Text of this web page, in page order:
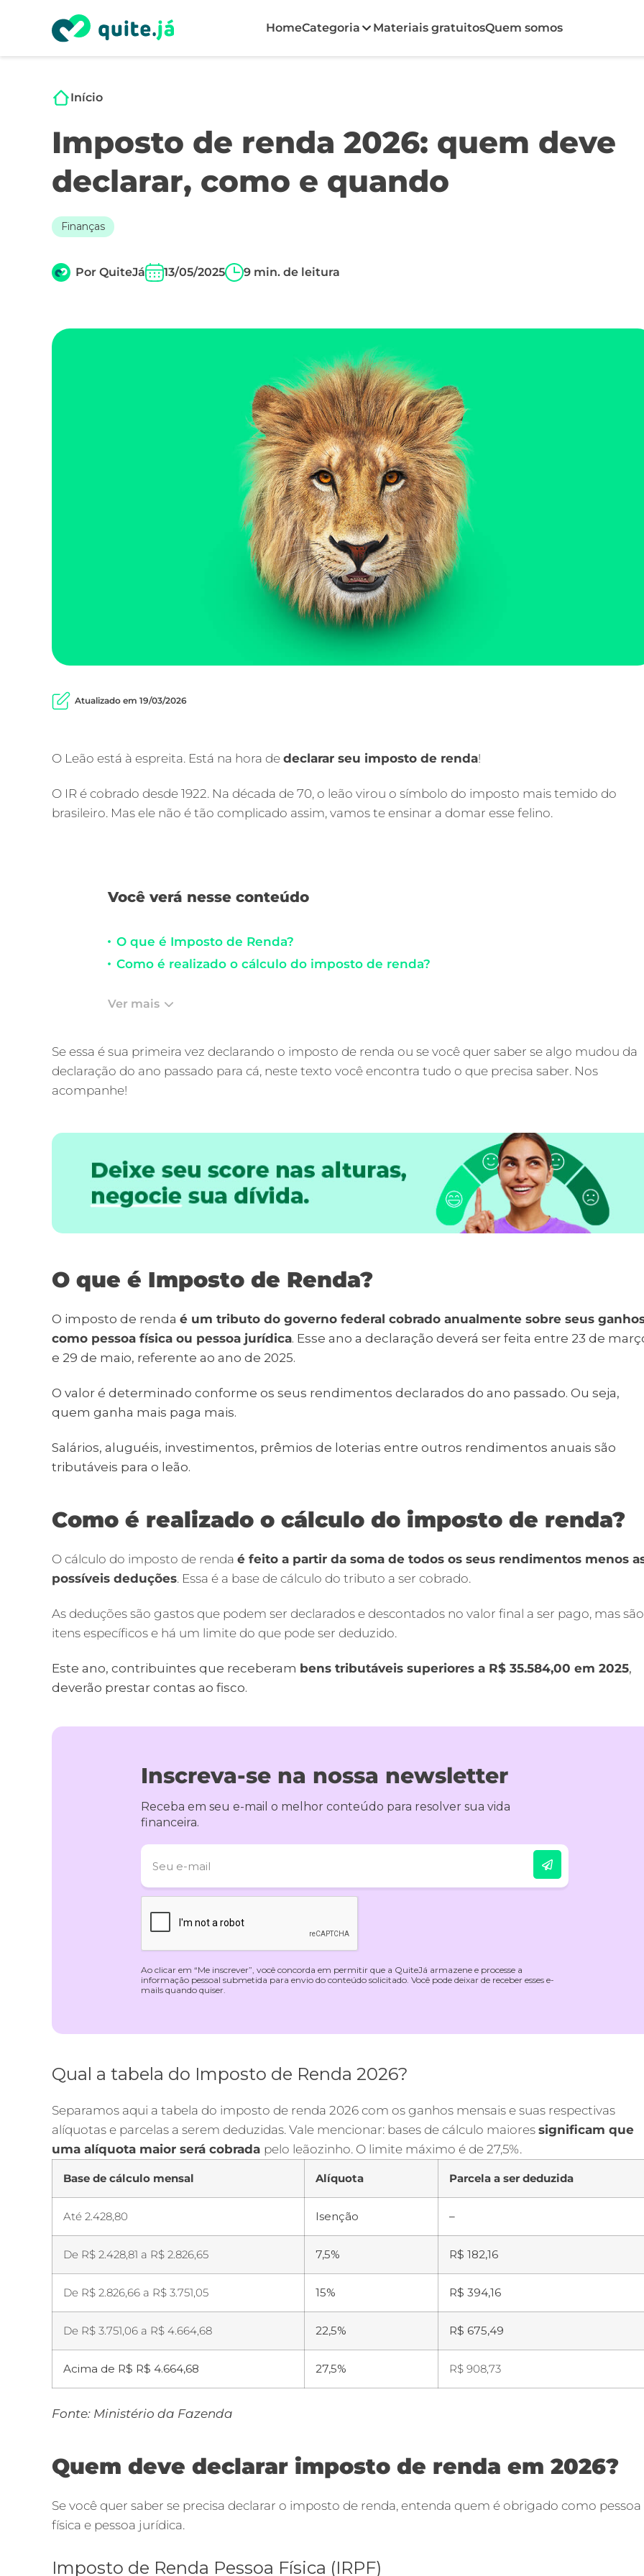
HomeCategoria Materiais gratuitosQuem somos
Início
Imposto de renda 2026: quem deve
declarar, como e quando
Finanças
Por QuiteJá 13/05/2025 9 min. de leitura
Atualizado em 19/03/2026
O Leão está à espreita. Está na hora de declarar seu imposto de renda!
O IR é cobrado desde 1922. Na década de 70, o leão virou o símbolo do imposto mais temido do
brasileiro. Mas ele não é tão complicado assim, vamos te ensinar a domar esse felino.
Você verá nesse conteúdo
O que é Imposto de Renda?
Como é realizado o cálculo do imposto de renda?
Ver mais
Se essa é sua primeira vez declarando o imposto de renda ou se você quer saber se algo mudou da
declaração do ano passado para cá, neste texto você encontra tudo o que precisa saber. Nos
acompanhe!
O que é Imposto de Renda?
O imposto de renda é um tributo do governo federal cobrado anualmente sobre seus
como pessoa física ou pessoa jurídica. Esse ano a declaração deverá ser feita entre 23 de
e 29 de maio, referente ao ano de 2025.
O valor é determinado conforme os seus rendimentos declarados do ano passado. Ou seja,
quem ganha mais paga mais.
Salários, aluguéis, investimentos, prêmios de loterias entre outros rendimentos anuais são
tributáveis para o leão.
Como é realizado o cálculo do imposto de renda?
O cálculo do imposto de renda é feito a partir da soma de todos os seus rendimentos menos
possíveis deduções. Essa é a base de cálculo do tributo a ser cobrado.
As deduções são gastos que podem ser declarados e descontados no valor final a ser pago, mas são
itens específicos e há um limite do que pode ser deduzido.
Este ano, contribuintes que receberam bens tributáveis superiores a R$ 35.584,00 em 2025,
deverão prestar contas ao fisco.
Inscreva-se na nossa newsletter
Receba em seu e-mail o melhor conteúdo para resolver sua vida
financeira.
Ao clicar em “Me inscrever”, você concorda em permitir que a QuiteJá armazene e processe a
informação pessoal submetida para envio do conteúdo solicitado. Você pode deixar de receber esses e-
mails quando quiser.
Qual a tabela do Imposto de Renda 2026?
Separamos aqui a tabela do imposto de renda 2026 com os ganhos mensais e suas respectivas
alíquotas e parcelas a serem deduzidas. Vale mencionar: bases de cálculo maiores significam que
uma alíquota maior será cobrada pelo leãozinho. O limite máximo é de 27,5%.
Base de cálculo mensal Alíquota Parcela a ser deduzida
Até 2.428,80 Isenção –
De R$ 2.428,81 a R$ 2.826,65 7,5% R$ 182,16
De R$ 2.826,66 a R$ 3.751,05 15% R$ 394,16
De R$ 3.751,06 a R$ 4.664,68 22,5% R$ 675,49
Acima de R$ R$ 4.664,68 27,5% R$ 908,73
Fonte: Ministério da Fazenda
Quem deve declarar imposto de renda em 2026?
Se você quer saber se precisa declarar o imposto de renda, entenda quem é obrigado como pessoa
física e pessoa jurídica.
Imposto de Renda Pessoa Física (IRPF)